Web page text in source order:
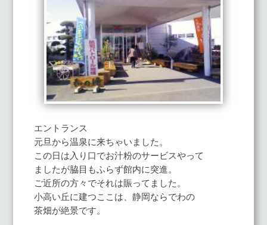
エントランス
元旦から温泉に来ちゃいました。
この日は入り口でお汁粉のサービスやって
ましたが脇目もふらず館内に突進。
ご近所の方々でそれは賑ってました。
小高い丘に建つここは、静岡ならでわの
茶畑が絶景です。